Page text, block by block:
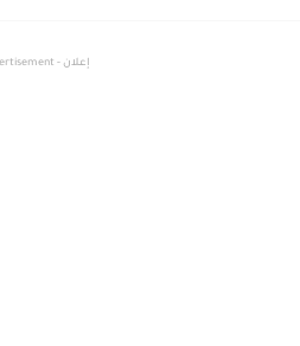
إعلان - Advertisement